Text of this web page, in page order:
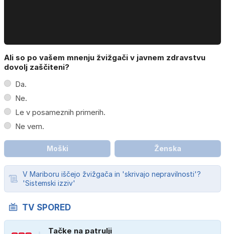
Ali so po vašem mnenju žvižgači v javnem zdravstvu
dovolj zaščiteni?
Da.
Ne.
Le v posameznih primerih.
Ne vem.
Moški Ženska
V Mariboru iščejo žvižgača in 'skrivajo nepravilnosti'?
'Sistemski izziv'
TV SPORED
Tačke na patrulji